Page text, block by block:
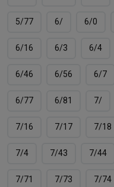
5/77 6/ 6/0
6/16 6/3 6/4
6/46 6/56 6/7
6/77 6/81 7/
7/16 7/17 7/18
7/4 7/43 7/44
7/71 7/73 7/74